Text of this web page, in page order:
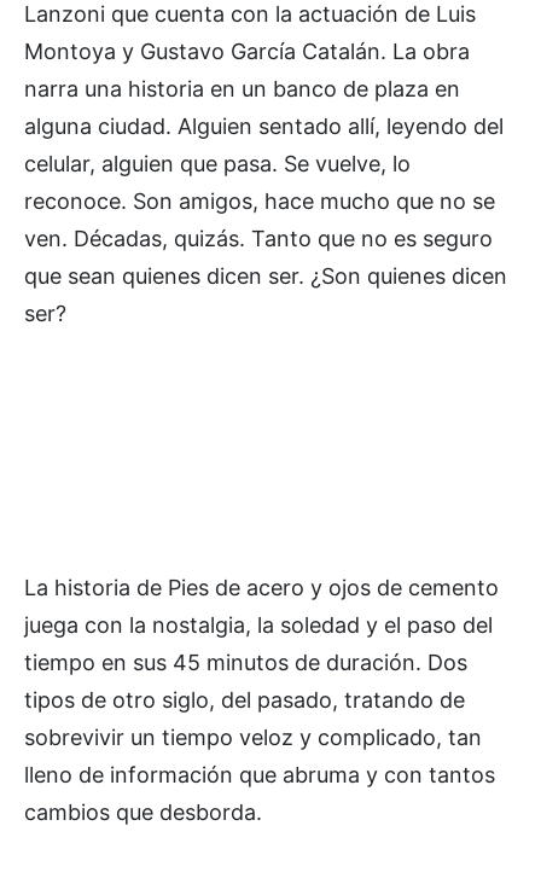
Lanzoni que cuenta con la actuación de Luis
Montoya y Gustavo García Catalán. La obra
narra una historia en un banco de plaza en
alguna ciudad. Alguien sentado allí, leyendo del
celular, alguien que pasa. Se vuelve, lo
reconoce. Son amigos, hace mucho que no se
ven. Décadas, quizás. Tanto que no es seguro
que sean quienes dicen ser. ¿Son quienes dicen
ser?
La historia de Pies de acero y ojos de cemento
juega con la nostalgia, la soledad y el paso del
tiempo en sus 45 minutos de duración. Dos
tipos de otro siglo, del pasado, tratando de
sobrevivir un tiempo veloz y complicado, tan
lleno de información que abruma y con tantos
cambios que desborda.